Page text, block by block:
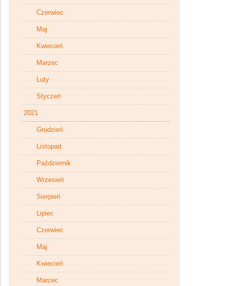
Czerwiec
Maj
Kwiecień
Marzec
Luty
Styczeń
2021
Grudzień
Listopad
Październik
Wrzesień
Sierpień
Lipiec
Czerwiec
Maj
Kwiecień
Marzec